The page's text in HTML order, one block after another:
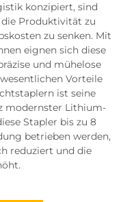
konzipiert, sind
Produktivität zu
zu senken. Mit
eignen sich diese
und mühelose
Vorteile
ist seine
modernster Lithium-
Stapler bis zu 8
betrieben werden,
reduziert und die